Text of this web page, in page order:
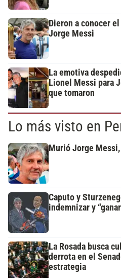
Dieron a conocer
Jorge Messi
La emotiva
Lionel Messi para
que tomaron
Lo más visto en
Murió Jorge
Caputo y
indemnizar y
La Rosada busca
derrota en el
estrategia